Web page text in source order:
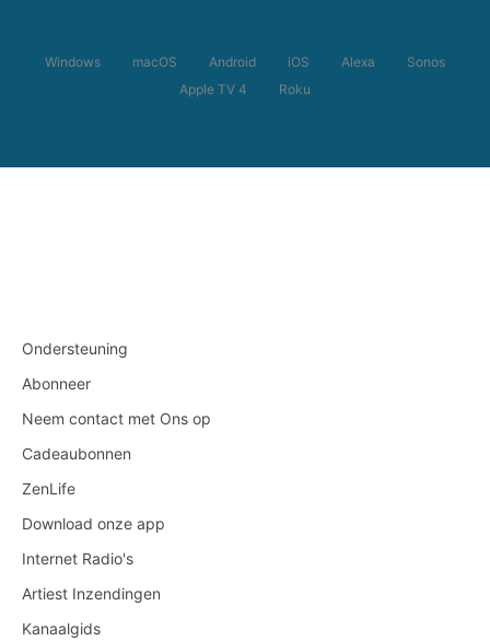
Windows macOS Android iOS Alexa
Sonos
Apple TV 4
Roku
Ondersteuning
Abonneer
Neem contact met Ons op
Cadeaubonnen
ZenLife
Download onze app
Internet Radio's
Artiest Inzendingen
Kanaalgids